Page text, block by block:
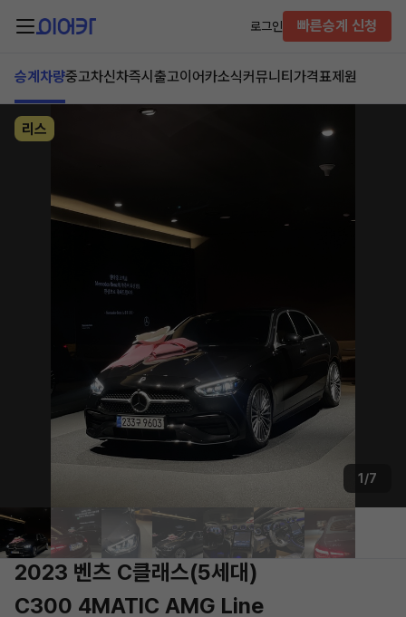
로그인 빠른승계 신청
승계차량중고차신차즉시출고이어카소식커뮤니티 가격표제원
리스
1/7
2023 벤츠 C클래스(5세대)
C300 4MATIC AMG Line